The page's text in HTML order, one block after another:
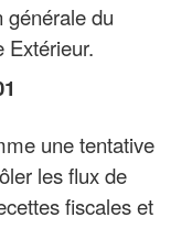
générale du
Extérieur.
une tentative
les flux de
fiscales et